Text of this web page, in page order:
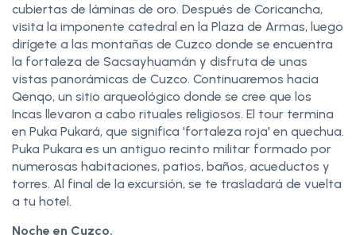
cubiertas de láminas de oro. Después de Coricancha,
visita la imponente catedral en la Plaza de Armas, luego
dirígete a las montañas de Cuzco donde se encuentra
la fortaleza de Sacsayhuamán y disfruta de unas
vistas panorámicas de Cuzco. Continuaremos hacia
Qenqo, un sitio arqueológico donde se cree que los
Incas llevaron a cabo rituales religiosos. El tour termina
en Puka Pukará, que significa 'fortaleza roja' en quechua.
Puka Pukara es un antiguo recinto militar formado por
numerosas habitaciones, patios, baños, acueductos y
torres. Al final de la excursión, se te trasladará de vuelta
a tu hotel.
Noche en Cuzco.